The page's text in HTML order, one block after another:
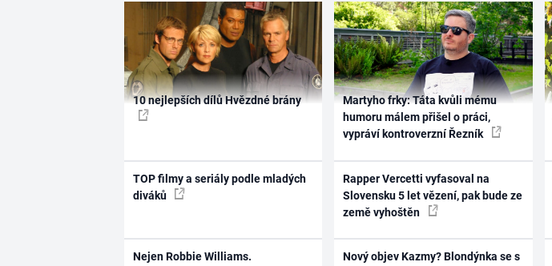
10 nejlepších dílů Hvězdné brány
TOP filmy a seriály podle mladých
diváků
Nejen Robbie Williams.
Martyho frky: Táta kvůli mému
humoru málem přišel o práci,
vypráví kontroverzní Řezník
Rapper Vercetti vyfasoval na
Slovensku 5 let vězení, pak bude ze
země vyhoštěn
Nový objev Kazmy? Blondýnka se s